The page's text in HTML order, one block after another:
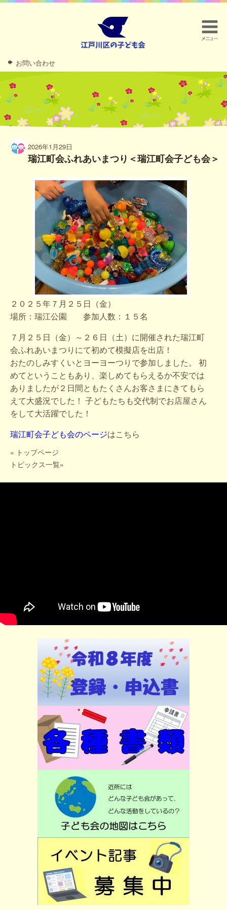
お問い合わせ
2026年1月29日
瑞江町会ふれあいまつり＜瑞江町会子ども会＞
２０２５年７月２５日（金）
場所：瑞江公園 参加人数：１５名
７月２５日（金）～２６日（土）に開催された瑞江町
会ふれあいまつりにて初めて模擬店を出店！
おたのしみすくいとヨーヨーつりで参加しました。 初
めてということもあり、楽しめてもらえるか不安では
ありましたが２日間ともたくさんお客さまにきてもら
えて大盛況でした！ 子どもたちも交代制でお店屋さん
をして大活躍でした！
瑞江町会子ども会のページはこちら
« トップページ
トピックス一覧»